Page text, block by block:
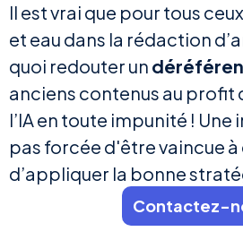
Il est vrai que pour tous
et eau dans la rédaction
quoi redouter un
anciens contenus au profit
l’IA en toute impunité ! Une
pas forcée d'être vaincue
d’appliquer la bonne
Contactez-